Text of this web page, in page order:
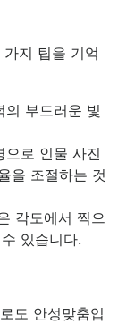
지 팁을 기억
의 부드러운 빛
으로 인물 사진
을 조절하는 것
각도에서 찍으
있습니다.
도 안성맞춤입